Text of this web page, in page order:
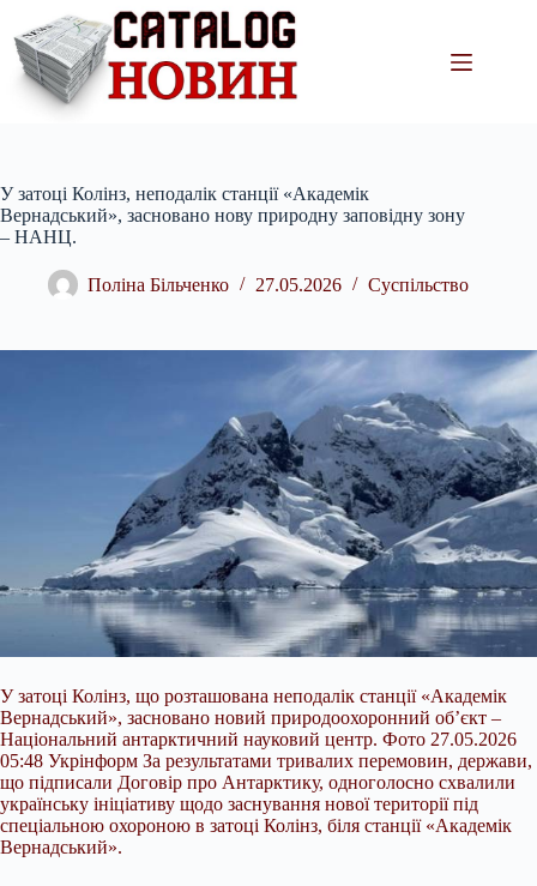
вмісту
У затоці Колінз, неподалік станції «Академік
Вернадський», засновано нову природну заповідну зону
– НАНЦ.
Поліна Більченко 27.05.2026 Суспільство
У затоці Колінз, що розташована неподалік станції «Академік
Вернадський», засновано новий природоохоронний об’єкт –
Національний антарктичний науковий центр. Фото 27.05.2026
05:48 Укрінформ За результатами тривалих перемовин, держави,
що підписали Договір про Антарктику, одноголосно схвалили
українську ініціативу щодо заснування нової території під
спеціальною охороною в затоці Колінз, біля станції «Академік
Вернадський».